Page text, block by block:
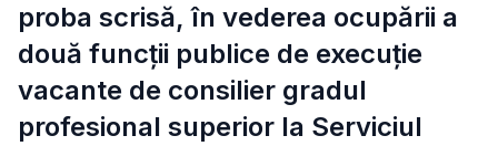
proba scrisă, în vederea ocupării a
două funcții publice de execuție
vacante de consilier gradul
profesional superior la Serviciul